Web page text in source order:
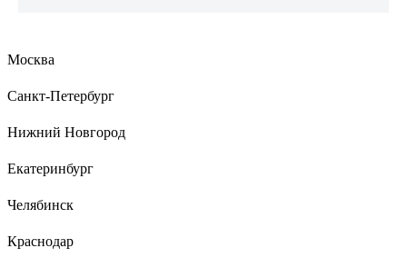
индикатора (больше половины). Индикатор заряда хорошо
работает и подсвечивается. Сам power bank небольшой,
хорошо лежит в руке и не такой тяжелый, как многие на
такую же ёмкость. Очень приятный внешний вид. На
сколько зарядов хватает не скажу, так как брала в подарок.
Отзыв об аккумуляторе Robiton DECT-T356-
Москва
Санкт-Петербург
Нижний Новгород
Екатеринбург
Челябинск
Краснодар